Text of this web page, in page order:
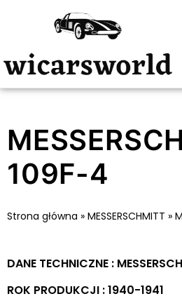
109F-4
Strona główna » MESSERSCHMITT »
DANE TECHNICZNE :
ROK PRODUKCJI : 1940-1941